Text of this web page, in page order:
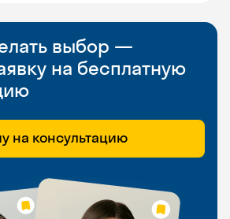
выбор —
на бесплатную
на консультацию